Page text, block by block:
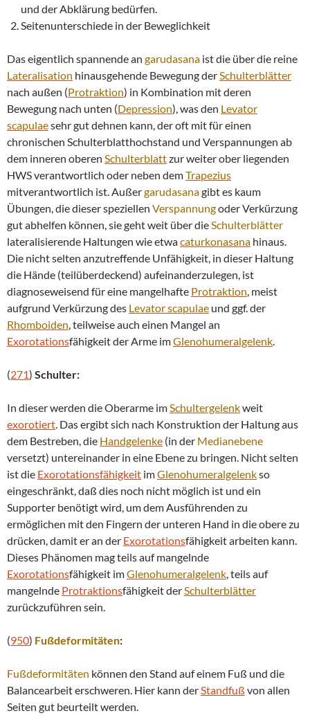
und der Abklärung bedürfen.
Seitenunterschiede in der Beweglichkeit
Das eigentlich spannende an garudasana ist die über die reine
Lateralisation hinausgehende Bewegung derSchulterblätter
nach außen (Protraktion) in Kombination mit deren
Bewegung nach unten (Depression), was den Levator
scapulaesehr gut dehnen kann, der oft mit für einen
chronischen Schulterblatthochstand und Verspannungen ab
dem inneren oberen Schulterblattzur weiter ober liegenden
HWS verantwortlich oder neben demTrapezius
mitverantwortlich ist. Außergarudasanagibt es kaum
Übungen, die dieser speziellen Verspannungoder Verkürzung
gut abhelfen können, sie geht weit über dieSchulterblätter
lateralisierende Haltungen wie etwacaturkonasana hinaus.
Die nicht selten anzutreffende Unfähigkeit, in dieser Haltung
die Hände (teilüberdeckend) aufeinanderzulegen, ist
diagnoseweisend für eine mangelhafte Protraktion, meist
aufgrund Verkürzung des Levator scapulae und ggf. der
Rhomboiden, teilweise auch einen Mangel an
Exorotationsfähigkeit der Arme imGlenohumeralgelenk.
(271) Schulter:
In dieser werden die Oberarme imSchultergelenkweit
exorotiert. Das ergibt sich nach Konstruktion der Haltung aus
dem Bestreben, die Handgelenke (in der Medianebene
versetzt) untereinander in eine Ebene zu bringen. Nicht selten
ist die Exorotationsfähigkeit imGlenohumeralgelenkso
eingeschränkt, daß dies noch nicht möglich ist und ein
Supporter benötigt wird, um dem Ausführenden zu
ermöglichen mit den Fingern der unteren Hand in die obere zu
drücken, damit er an der Exorotationsfähigkeit arbeiten kann.
Dieses Phänomen mag teils auf mangelnde
Exorotationsfähigkeit imGlenohumeralgelenk, teils auf
mangelnde Protraktionsfähigkeit derSchulterblätter
zurückzuführen sein.
(950) Fußdeformitäten:
Fußdeformitäten können den Stand auf einem Fuß und die
Balancearbeit erschweren. Hier kann derStandfuß von allen
Seiten gut beurteilt werden.